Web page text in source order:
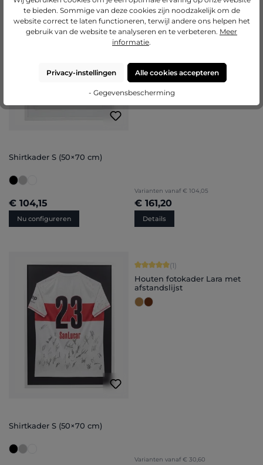
Shirtkader S (50×70 cm)
€ 104,15
Nu configureren
Shirtkader
Varianten vanaf € 104,05
€ 161,20
Details
Shirtkader S (50×70 cm)
Gemiddelde score van 5 op 5 sterren
(1)
Houten fotokader Lara met
afstandslijst
Varianten vanaf € 30,60
te bieden. Sommige van deze cookies zijn noodzakelijk om de
website correct te laten functioneren, terwijl andere ons helpen het
gebruik van de website te analyseren en te verbeteren. Meer
informatie.
Privacy-instellingen Alle cookies accepteren
- Gegevensbescherming